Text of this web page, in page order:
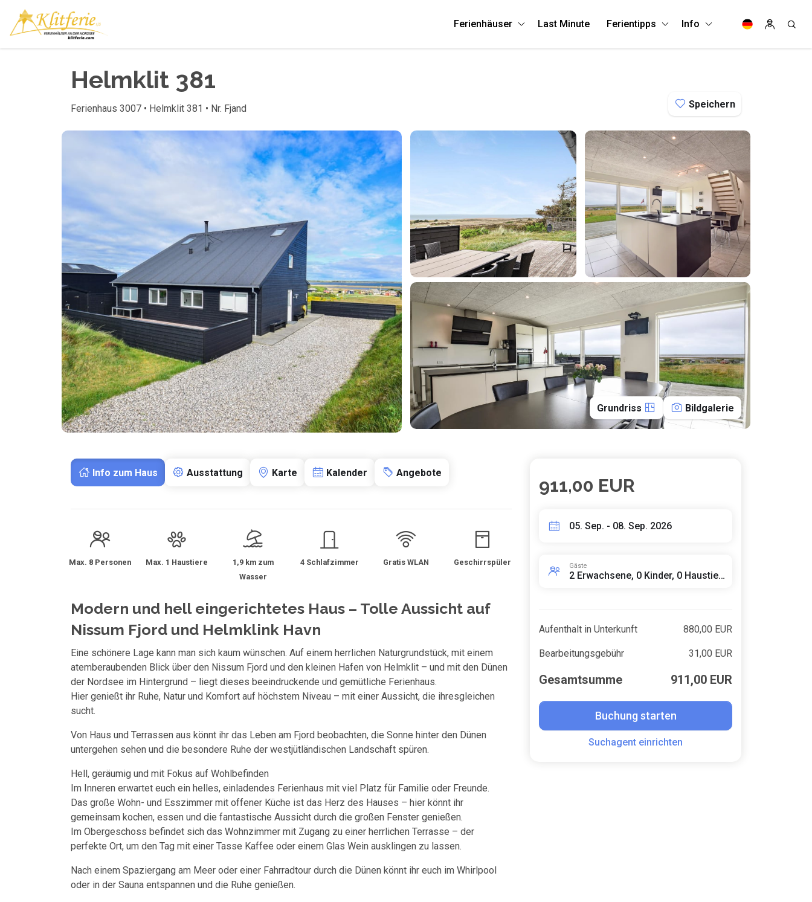
Ferienhäuser Last Minute Ferientipps Info
Helmklit 381
Ferienhaus 3007 • Helmklit 381 • Nr. Fjand Speichern
Grundriss Bildgalerie
Info zum Haus Ausstattung Karte Kalender Angebote
Max. 8 Personen Max. 1 Haustiere
1,9 km zum
Wasser
4 Schlafzimmer Gratis WLAN Geschirrspüler
Modern und hell eingerichtetes Haus – Tolle Aussicht auf
Nissum Fjord und Helmklink Havn
Eine schönere Lage kann man sich kaum wünschen. Auf einem herrlichen Naturgrundstück, mit einem
atemberaubenden Blick über den Nissum Fjord und den kleinen Hafen von Helmklit – und mit den Dünen
der Nordsee im Hintergrund – liegt dieses beeindruckende und gemütliche Ferienhaus.
Hier genießt ihr Ruhe, Natur und Komfort auf höchstem Niveau – mit einer Aussicht, die ihresgleichen
sucht.
Von Haus und Terrassen aus könnt ihr das Leben am Fjord beobachten, die Sonne hinter den Dünen
untergehen sehen und die besondere Ruhe der westjütländischen Landschaft spüren.
Hell, geräumig und mit Fokus auf Wohlbefinden
Im Inneren erwartet euch ein helles, einladendes Ferienhaus mit viel Platz für Familie oder Freunde.
Das große Wohn- und Esszimmer mit offener Küche ist das Herz des Hauses – hier könnt ihr
gemeinsam kochen, essen und die fantastische Aussicht durch die großen Fenster genießen.
Im Obergeschoss befindet sich das Wohnzimmer mit Zugang zu einer herrlichen Terrasse – der
perfekte Ort, um den Tag mit einer Tasse Kaffee oder einem Glas Wein ausklingen zu lassen.
Nach einem Spaziergang am Meer oder einer Fahrradtour durch die Dünen könnt ihr euch im Whirlpool
oder in der Sauna entspannen und die Ruhe genießen.
911,00 EUR
05. Sep. - 08. Sep. 2026
Gäste
2 Erwachsene, 0 Kinder, 0 Haustiere
Aufenthalt in Unterkunft 880,00 EUR
Bearbeitungsgebühr 31,00 EUR
Gesamtsumme 911,00 EUR
Buchung starten
Suchagent einrichten